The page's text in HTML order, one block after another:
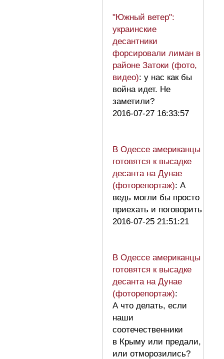
"Южный ветер":
украинские
десантники
форсировали лиман в
районе Затоки (фото,
видео): у нас как бы
война идет. Не
заметили?
2016-07-27 16:33:57
В Одессе американцы
готовятся к высадке
десанта на Дунае
(фоторепортаж): А
ведь могли бы просто
приехать и поговорить
2016-07-25 21:51:21
В Одессе американцы
готовятся к высадке
десанта на Дунае
(фоторепортаж):
А что делать, если
наши
соотечественники
в Крыму или предали,
или отморозились?